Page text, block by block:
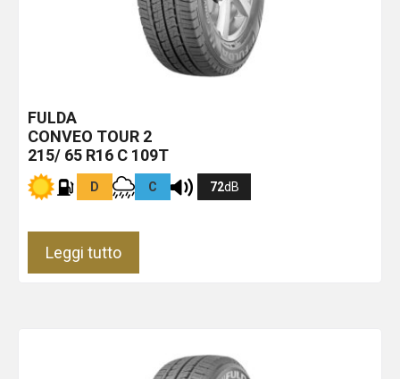
FULDA
CONVEO TOUR 2
215/ 65 R16 C 109T
D C 72dB
Leggi tutto